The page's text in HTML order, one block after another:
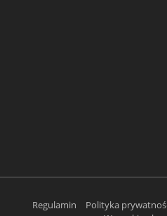
Regulamin Polityka